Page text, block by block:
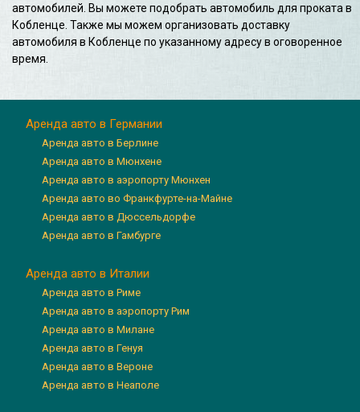
автомобилей. Вы можете подобрать автомобиль для проката в
Кобленце. Также мы можем организовать доставку
автомобиля в Кобленце по указанному адресу в оговоренное
время.
Аренда авто в Германии
Аренда авто в Берлине
Аренда авто в Мюнхене
Аренда авто в аэропорту Мюнхен
Аренда авто во Франкфурте-на-Майне
Аренда авто в Дюссельдорфе
Аренда авто в Гамбурге
Аренда авто в Италии
Аренда авто в Риме
Аренда авто в аэропорту Рим
Аренда авто в Милане
Аренда авто в Генуя
Аренда авто в Вероне
Аренда авто в Неаполе